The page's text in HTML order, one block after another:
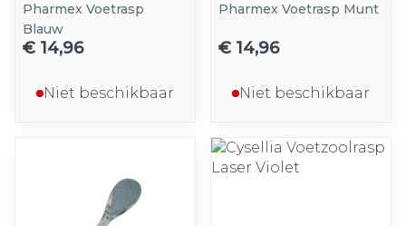
Pharmex Voetrasp
Blauw
€ 14,96
Niet beschikbaar
Pharmex Voetrasp Munt
€ 14,96
Niet beschikbaar